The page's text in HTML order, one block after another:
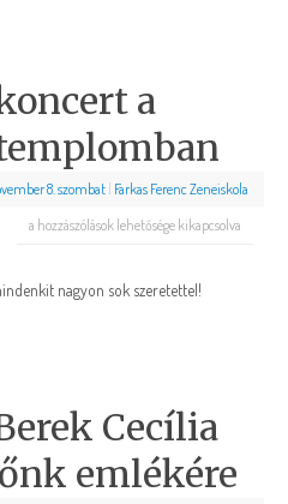
a
8. szombat | Farkas Ferenc Zeneiskola
a hozzászólások lehetősége kikapcsolva
nagyon sok szeretettel!
Cecília
emlékére